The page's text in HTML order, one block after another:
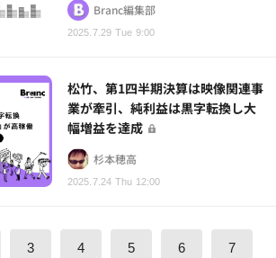
2025.7.29 Tue 9:00
Branc編集部
2025.7.24 Thu 12:00
松竹、第1四半期決算は映像関連事
業が牽引、純利益は黒字転換し大
幅増益を達成
杉本穂高
3 4 5 6 7